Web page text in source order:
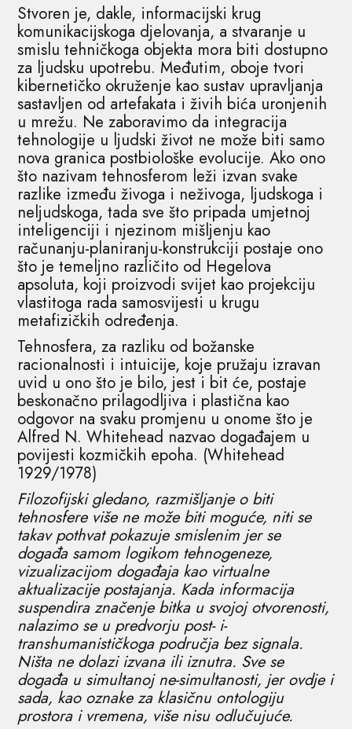
Stvoren je, dakle, informacijski krug
komunikacijskoga djelovanja, a stvaranje u
smislu tehničkoga objekta mora biti dostupno
za ljudsku upotrebu. Međutim, oboje tvori
kibernetičko okruženje kao sustav upravljanja
sastavljen od artefakata i živih bića uronjenih
u mrežu. Ne zaboravimo da integracija
tehnologije u ljudski život ne može biti samo
nova granica postbiološke evolucije. Ako ono
što nazivam tehnosferom leži izvan svake
razlike između živoga i neživoga, ljudskoga i
neljudskoga, tada sve što pripada umjetnoj
inteligenciji i njezinom mišljenju kao
računanju-planiranju-konstrukciji postaje ono
što je temeljno različito od Hegelova
apsoluta, koji proizvodi svijet kao projekciju
vlastitoga rada samosvijesti u krugu
metafizičkih određenja.
Tehnosfera, za razliku od božanske
racionalnosti i intuicije, koje pružaju izravan
uvid u ono što je bilo, jest i bit će, postaje
beskonačno prilagodljiva i plastična kao
odgovor na svaku promjenu u onome što je
Alfred N. Whitehead nazvao događajem u
povijesti kozmičkih epoha. (Whitehead
1929/1978)
Filozofijski gledano, razmišljanje o biti
tehnosfere više ne može biti moguće, niti se
takav pothvat pokazuje smislenim jer se
događa samom logikom tehnogeneze,
vizualizacijom događaja kao virtualne
aktualizacije postajanja. Kada informacija
suspendira značenje bitka u svojoj otvorenosti,
nalazimo se u predvorju post- i-
transhumanističkoga područja bez signala.
Ništa ne dolazi izvana ili iznutra. Sve se
događa u simultanoj ne-simultanosti, jer ovdje i
sada, kao oznake za klasičnu ontologiju
prostora i vremena, više nisu odlučujuće.